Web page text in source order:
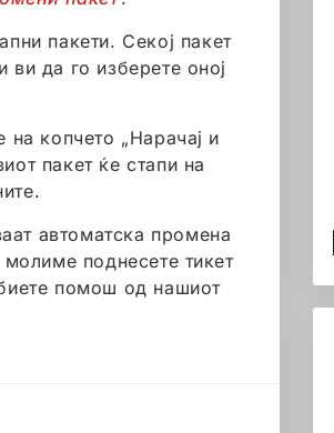
пакети. Секој пакет
ви да го изберете оној
на копчето „Нарачај и
пакет ќе стапи на
автоматска промена
поднесете тикет
помош од нашиот